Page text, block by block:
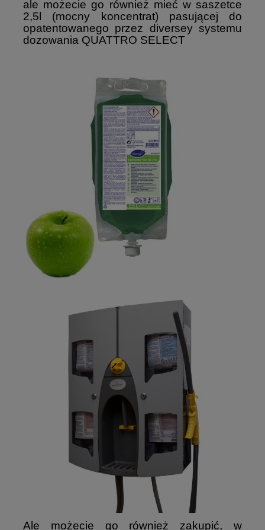
ale możecie go również mieć w saszetce
2,5l (mocny koncentrat) pasującej do
opatentowanego przez diversey systemu
dozowania QUATTRO SELECT
Ale możecie go również zakupić, w